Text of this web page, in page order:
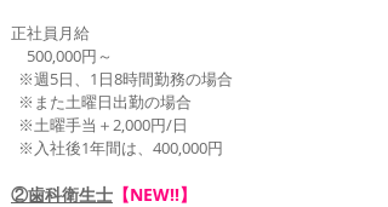
正社員月給
​ 500,000円～
※週5日、1日8時間勤務の場合
※また土曜日出勤の場合
※土曜手当 ＋2,000円/日
※入社後1年間は、400,000円
②歯科衛生士 【NEW!!】